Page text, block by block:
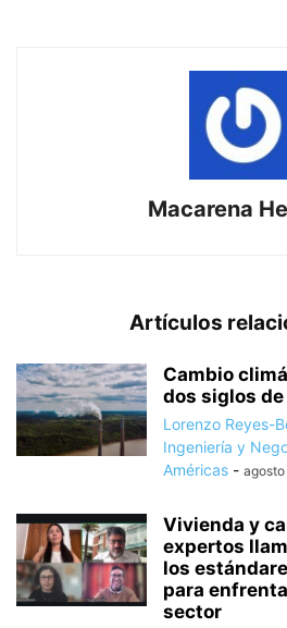
Macarena
Artículos
Cambio
dos siglos
Lorenzo Reyes-
Ingeniería y
Américas -
Vivienda y
expertos
los
para
sector